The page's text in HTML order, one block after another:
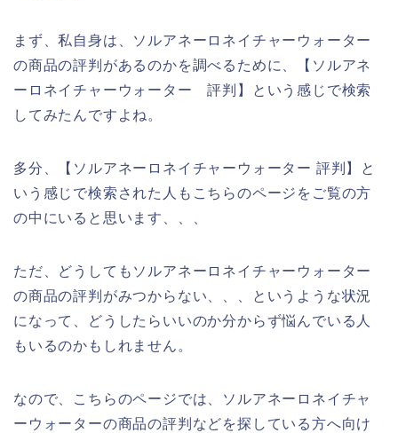
まず、私自身は、ソルアネーロネイチャーウォーター
の商品の評判があるのかを調べるために、【ソルアネ
ーロネイチャーウォーター 評判】という感じで検索
してみたんですよね。
多分、【ソルアネーロネイチャーウォーター 評判】と
いう感じで検索された人もこちらのページをご覧の方
の中にいると思います、、、
ただ、どうしてもソルアネーロネイチャーウォーター
の商品の評判がみつからない、、、というような状況
になって、どうしたらいいのか分からず悩んでいる人
もいるのかもしれません。
なので、こちらのページでは、ソルアネーロネイチャ
ーウォーターの商品の評判などを探している方へ向け